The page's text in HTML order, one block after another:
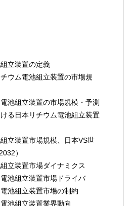
組立装置の定義
ム電池組立装置の市場規模・予測
）
池組立装置市場ダイナミクス
ウム電池組立装置市場ドライバ
ウム電池組立装置市場の制約
ウム電池組立装置業界動向